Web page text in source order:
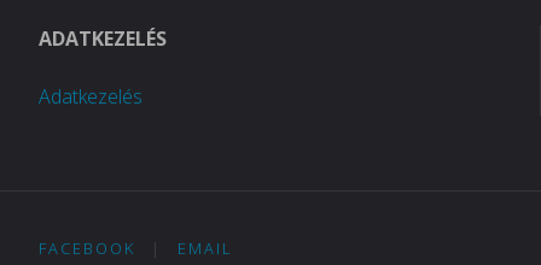
ADATKEZELÉS
Adatkezelés
FACEBOOK | EMAIL